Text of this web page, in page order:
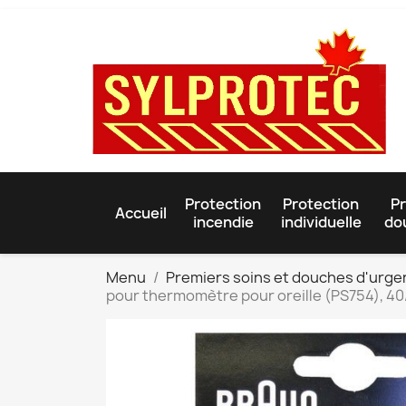
Accueil
Protection
incendie
Protection
individuelle
Menu
Premiers soins et douches
pour thermomètre pour oreille (PS754),